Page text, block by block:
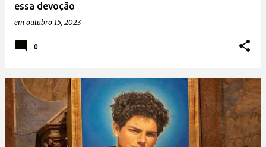
essa devoção
em outubro 15, 2023
0